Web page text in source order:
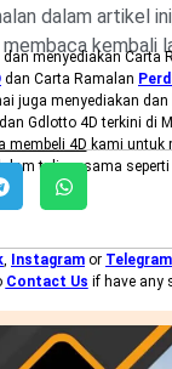
dalam artikel
membaca kembali
menyediakan Carta
dan Carta Ramalan
juga menyediakan
Gdlotto 4D terkini di
membeli 4D kami untuk
talian, sama seperti
, Instagram or Telegram
Contact Us if have any